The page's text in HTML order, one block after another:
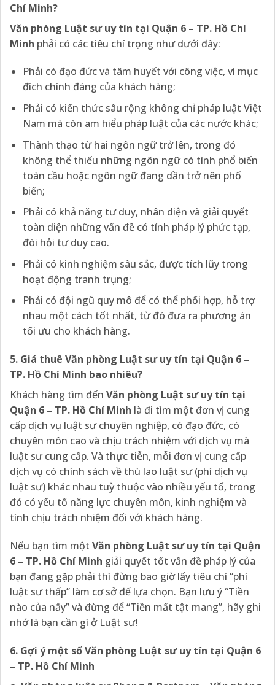
Chí Minh?
Văn phòng Luật sư uy tín tại Quận 6 – TP. Hồ Chí
Minh phải có các tiêu chí trọng như dưới đây:
Phải có đạo đức và tâm huyết với công việc, vì mục
đích chính đáng của khách hàng;
Phải có kiến thức sâu rộng không chỉ pháp luật Việt
Nam mà còn am hiểu pháp luật của các nước khác;
Thành thạo từ hai ngôn ngữ trở lên, trong đó
không thể thiếu những ngôn ngữ có tính phổ biến
toàn cầu hoặc ngôn ngữ đang dần trở nên phổ
biến;
Phải có khả năng tư duy, nhân diện và giải quyết
toàn diện những vấn đề có tính pháp lý phức tạp,
đòi hỏi tư duy cao.
Phải có kinh nghiệm sâu sắc, được tích lũy trong
hoạt động tranh trụng;
Phải có đội ngũ quy mô để có thể phối hợp, hỗ trợ
nhau một cách tốt nhất, từ đó đưa ra phương án
tối ưu cho khách hàng.
5. Giá thuê Văn phòng Luật sư uy tín tại Quận 6 –
TP. Hồ Chí Minh bao nhiêu?
Khách hàng tìm đến Văn phòng Luật sư uy tín tại
Quận 6 – TP. Hồ Chí Minh là đi tìm một đơn vị cung
cấp dịch vụ luật sư chuyên nghiệp, có đạo đức, có
chuyên môn cao và chịu trách nhiệm với dịch vụ mà
luật sư cung cấp. Và thực tiễn, mỗi đơn vị cung cấp
dịch vụ có chính sách về thù lao luật sư (phí dịch vụ
luật sư) khác nhau tuỳ thuộc vào nhiều yếu tố, trong
đó có yếu tố năng lực chuyên môn, kinh nghiệm và
tính chịu trách nhiệm đối với khách hàng.
Nếu bạn tìm một Văn phòng Luật sư uy tín tại Quận
6 – TP. Hồ Chí Minh giải quyết tốt vấn đề pháp lý của
bạn đang gặp phải thì đừng bao giờ lấy tiêu chí “phí
luật sư thấp” làm cơ sở để lựa chọn. Bạn lưu ý “Tiền
nào của nấy” và đừng để “Tiền mất tật mang”, hãy ghi
nhớ là bạn cần gì ở Luật sư!
6. Gợi ý một số Văn phòng Luật sư uy tín tại Quận 6
– TP. Hồ Chí Minh